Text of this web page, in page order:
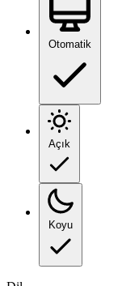
Otomatik
Açık
Koyu